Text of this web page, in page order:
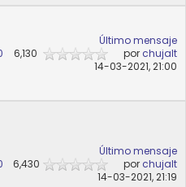
6,130
Último mensaje
por chujalt
14-03-2021, 21:00
6,430
Último mensaje
por chujalt
14-03-2021, 21:19